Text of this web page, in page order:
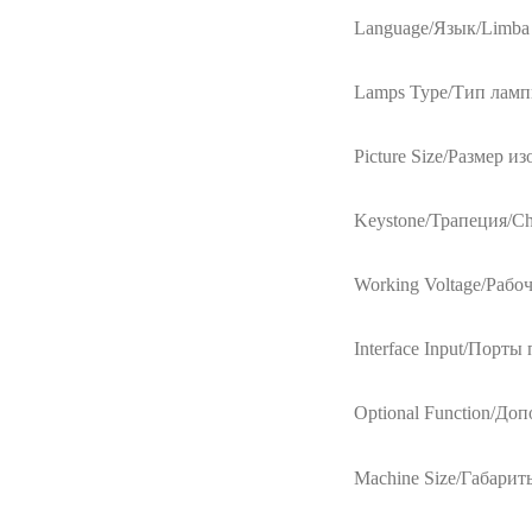
Language/Язык/Limba
Lamps Type/Тип
Picture Size/Размер
Keystone/Трапеция/
Working Voltage/
Interface Input/Порты
Optional Function/
Machine Size/